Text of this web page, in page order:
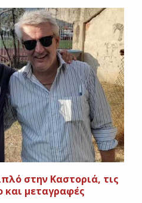
στην Καστοριά, τις
και μεταγραφές